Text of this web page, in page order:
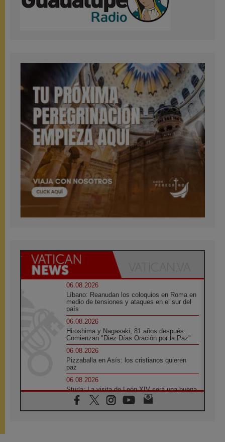
06.08.2026
Líbano: Reanudan los coloquios en Roma en
medio de tensiones y ataques en el sur del
país
06.08.2026
Hiroshima y Nagasaki, 81 años después.
Comienzan "Diez Días Oración por la Paz"
06.08.2026
Pizzaballa en Asís: los cristianos quieren
paz
06.08.2026
Sturla: La visita de León XIV será una buena
noticia para todo el Uruguay
06.08.2026